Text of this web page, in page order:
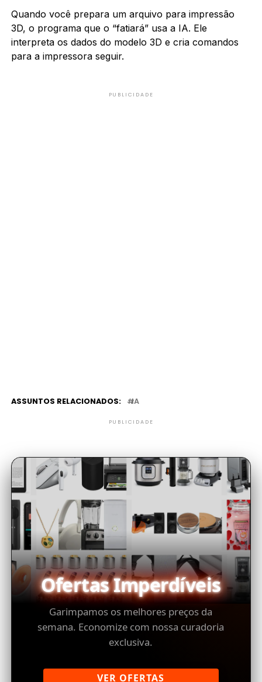
Quando você prepara um arquivo para impressão
3D, o programa que o “fatiará” usa a IA. Ele
interpreta os dados do modelo 3D e cria comandos
para a impressora seguir.
PUBLICIDADE
ASSUNTOS RELACIONADOS: IA
PUBLICIDADE
Ofertas Imperdíveis
Garimpamos os melhores preços da
semana. Economize com nossa curadoria
exclusiva.
VER OFERTAS